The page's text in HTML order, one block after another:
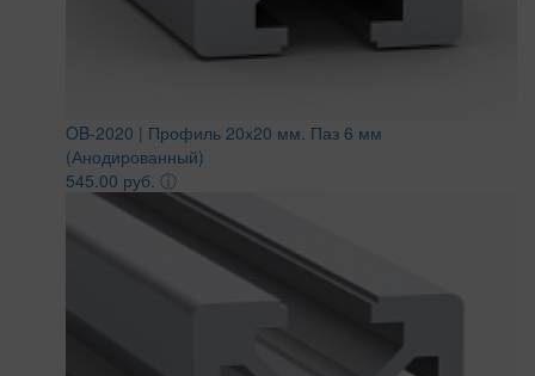
OB-2020 | Профиль 20х20 мм. Паз 6 мм
(Анодированный)
545.00 руб. ⓘ